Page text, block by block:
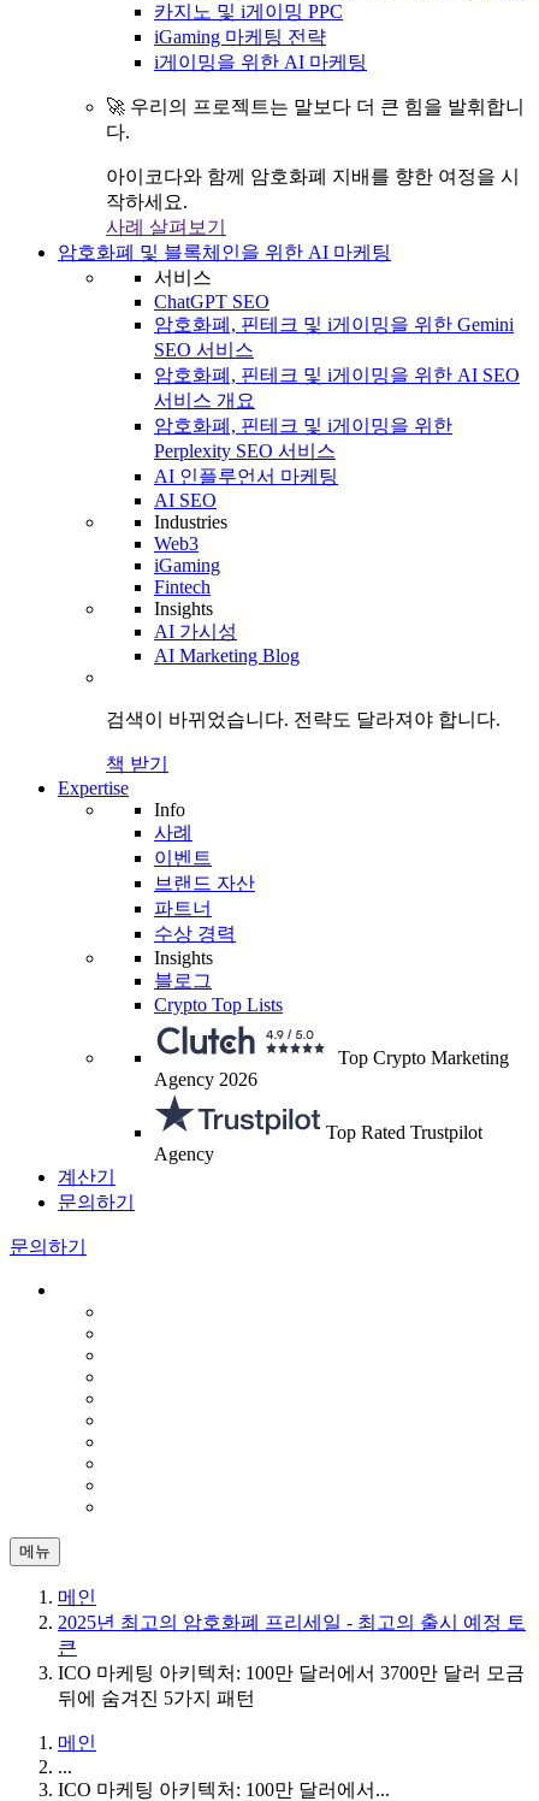
카지노 및 i게이밍 PPC
iGaming 마케팅 전략
i게이밍을 위한 AI 마케팅
🚀 우리의 프로젝트는 말보다 더 큰 힘을 발휘합니
다.
아이코다와 함께 암호화폐 지배를 향한 여정을 시
작하세요.
사례 살펴보기
암호화폐 및 블록체인을 위한 AI 마케팅
서비스
ChatGPT SEO
암호화폐, 핀테크 및 i게이밍을 위한 Gemini
SEO 서비스
암호화폐, 핀테크 및 i게이밍을 위한 AI SEO
서비스 개요
암호화폐, 핀테크 및 i게이밍을 위한
Perplexity SEO 서비스
AI 인플루언서 마케팅
AI SEO
Industries
Web3
iGaming
Fintech
Insights
AI 가시성
AI Marketing Blog
검색이 바뀌었습니다. 전략도 달라져야 합니다.
책 받기
Expertise
Info
사례
이벤트
브랜드 자산
파트너
수상 경력
Insights
블로그
Crypto Top Lists
Top Crypto Marketing
Agency 2026
Top Rated Trustpilot
Agency
계산기
문의하기
문의하기
메뉴
메인
2025년 최고의 암호화폐 프리세일 - 최고의 출시 예정 토
큰
ICO 마케팅 아키텍처: 100만 달러에서 3700만 달러 모금
뒤에 숨겨진 5가지 패턴
메인
...
ICO 마케팅 아키텍처: 100만 달러에서...